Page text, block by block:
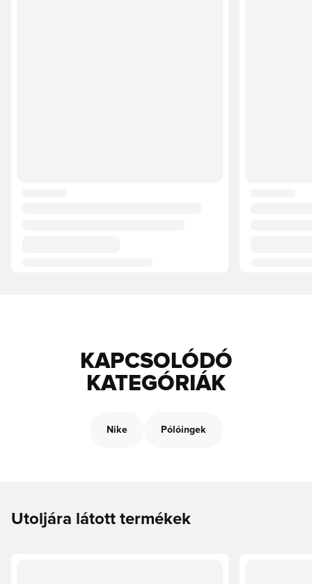
KAPCSOLÓDÓ
KATEGÓRIÁK
Nike Pólóingek
Utoljára látott termékek